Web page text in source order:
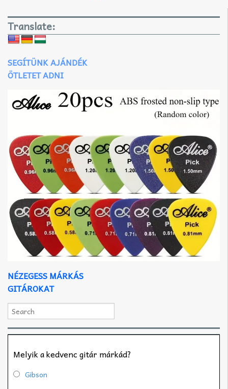
Translate:
SEGÍTÜNK AJÁNDÉK
ÖTLETET ADNI
NÉZEGESS MÁRKÁS
GITÁROKAT
Melyik a kedvenc gitár márkád?
Gibson